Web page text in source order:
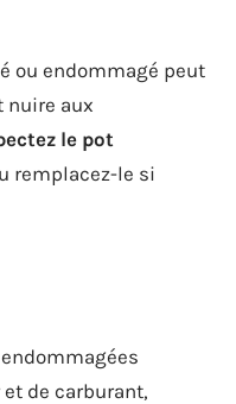
ou endommagé peut
nuire aux
le pot
remplacez-le si
de carburant,